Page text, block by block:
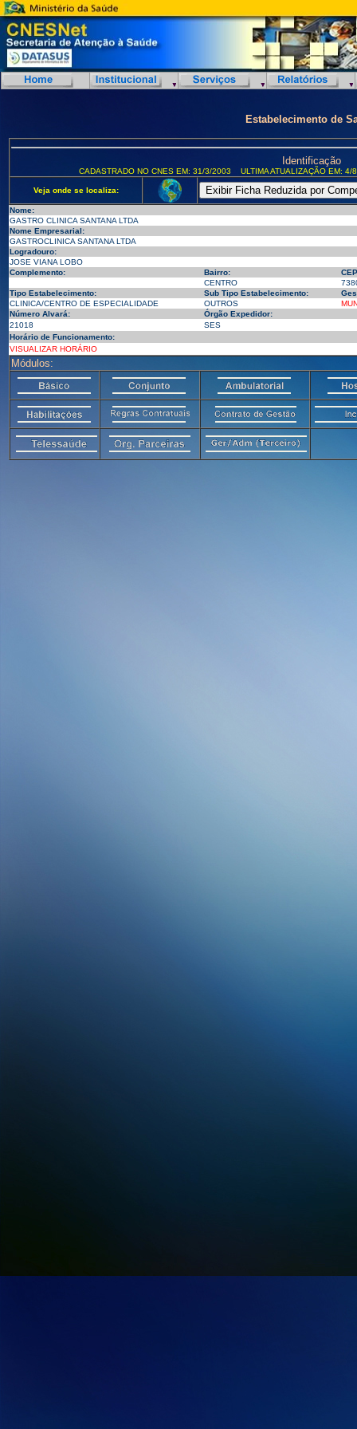
Estabelecimento de
Identificação
CADASTRADO NO CNES EM: 31/3/2003 ULTIMA ATUALIZAÇÃO EM:
Veja onde se localiza:
Nome:
GASTRO CLINICA SANTANA LTDA
Nome Empresarial:
GASTROCLINICA SANTANA LTDA
Logradouro:
JOSE VIANA LOBO
Complemento:
Bairro:
CENTRO
Tipo Estabelecimento:
Sub Tipo Estabelecimento:
CLINICA/CENTRO DE ESPECIALIDADE
OUTROS
Número Alvará:
Órgão Expedidor:
21018
SES
Horário de Funcionamento:
VISUALIZAR HORÁRIO
Módulos: